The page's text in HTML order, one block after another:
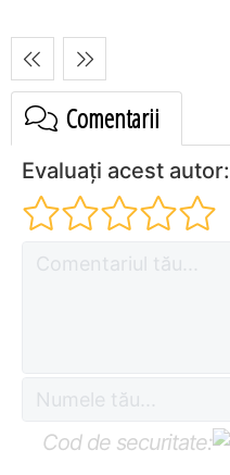
Comentarii
Evaluați acest autor:
Cod de securitate: